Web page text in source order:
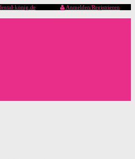
könig.de Anmelden/Registrieren